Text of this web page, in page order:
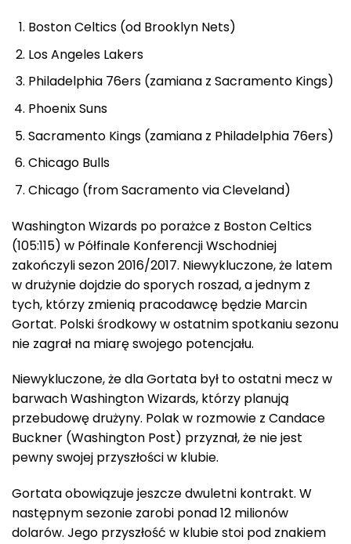
Boston Celtics (od Brooklyn Nets)
Los Angeles Lakers
Philadelphia 76ers (zamiana z Sacramento Kings)
Phoenix Suns
Sacramento Kings (zamiana z Philadelphia 76ers)
Chicago Bulls
Chicago (from Sacramento via Cleveland)
Washington Wizards po porażce z Boston Celtics
(105:115) w Półfinale Konferencji Wschodniej
zakończyli sezon 2016/2017. Niewykluczone, że latem
w drużynie dojdzie do sporych roszad, a jednym z
tych, którzy zmienią pracodawcę będzie Marcin
Gortat. Polski środkowy w ostatnim spotkaniu sezonu
nie zagrał na miarę swojego potencjału.
Niewykluczone, że dla Gortata był to ostatni mecz w
barwach Washington Wizards, którzy planują
przebudowę drużyny. Polak w rozmowie z Candace
Buckner (Washington Post) przyznał, że nie jest
pewny swojej przyszłości w klubie.
Gortata obowiązuje jeszcze dwuletni kontrakt. W
następnym sezonie zarobi ponad 12 milionów
dolarów. Jego przyszłość w klubie stoi pod znakiem